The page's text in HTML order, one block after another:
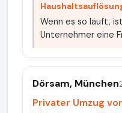
Wenn es so läuft,
Unternehmer eine
Dörsam, München
Privater Umzug